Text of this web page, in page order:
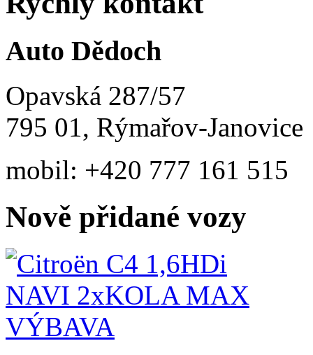
Auto Dědoch
Opavská 287/57
795 01, Rýmařov-Janovice
mobil: +420 777 161 515
Nově přidané vozy